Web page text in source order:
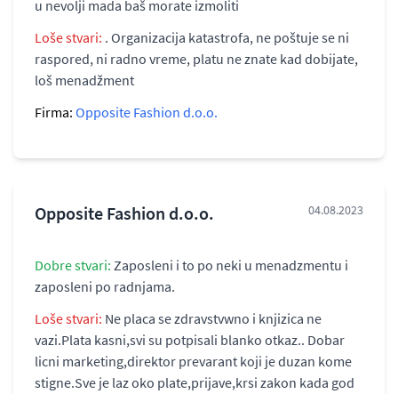
u nevolji mada baš morate izmoliti
Loše stvari: . Organizacija katastrofa, ne poštuje se ni
raspored, ni radno vreme, platu ne znate kad dobijate,
loš menadžment
Firma: Opposite Fashion d.o.o.
Opposite Fashion d.o.o. 04.08.2023
Dobre stvari: Zaposleni i to po neki u menadzmentu i
zaposleni po radnjama.
Loše stvari: Ne placa se zdravstvwno i knjizica ne
vazi.Plata kasni,svi su potpisali blanko otkaz.. Dobar
licni marketing,direktor prevarant koji je duzan kome
stigne.Sve je laz oko plate,prijave,krsi zakon kada god